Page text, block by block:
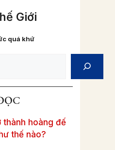
Giới
quá khứ
thành hoàng đế
thế nào?